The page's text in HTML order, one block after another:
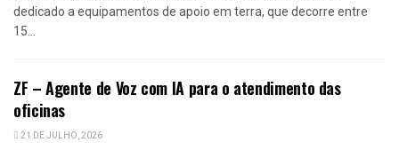
dedicado a equipamentos de apoio em terra, que decorre entre
15...
ZF – Agente de Voz com IA para o atendimento das
oficinas
21 DE JULHO, 2026